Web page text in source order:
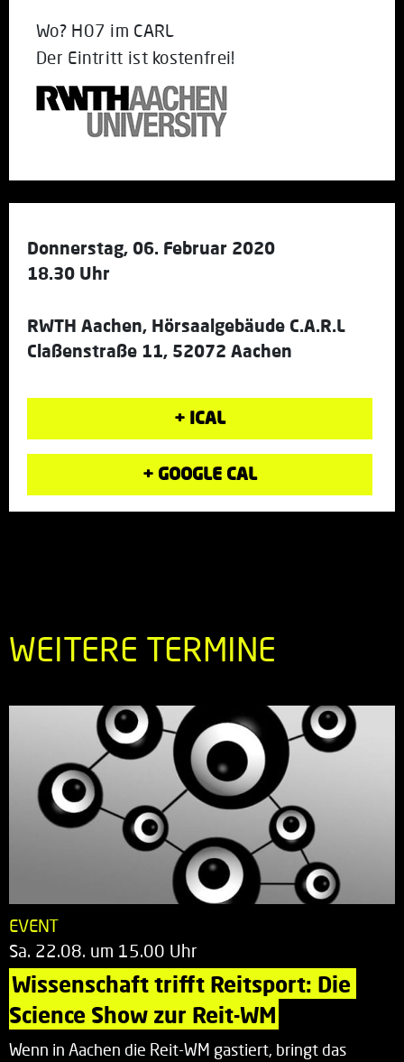
Wo? H07 im CARL
Der Eintritt ist kostenfrei!
Donnerstag, 06. Februar 2020
18.30 Uhr
RWTH Aachen, Hörsaalgebäude C.A.R.L
Claßenstraße 11, 52072 Aachen
+ ICAL
+ GOOGLE CAL
WEITERE TERMINE
EVENT
Sa. 22.08. um 15.00 Uhr
Wissenschaft trifft Reitsport: Die
Science Show zur Reit-WM
Wenn in Aachen die Reit-WM gastiert, bringt das